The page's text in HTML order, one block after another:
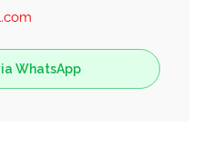
WhatsApp